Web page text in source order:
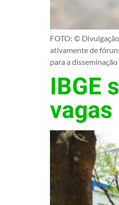
FOTO: ©
ativamente de
para a
IBGE
vagas